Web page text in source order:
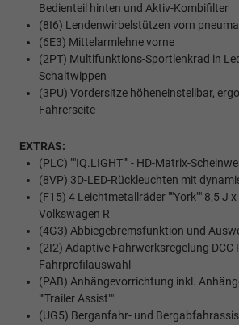
Bedienteil hinten und Aktiv-Kombifilter
(8I6) Lendenwirbelstützen vorn
(6E3) Mittelarmlehne vorne
(2PT) Multifunktions-Sportlenkrad in
Schaltwippen
(3PU) Vordersitze höheneinstellbar,
Fahrerseite
EXTRAS:
(PLC) ""IQ.LIGHT"" - HD-Matrix-
(8VP) 3D-LED-Rückleuchten mit
(F15) 4 Leichtmetallräder ""York"" 8,5 J
Volkswagen R
(4G3) Abbiegebremsfunktion und
(2I2) Adaptive Fahrwerksregelung DCC
Fahrprofilauswahl
(PAB) Anhängevorrichtung inkl.
""Trailer Assist""
(UG5) Berganfahr- und